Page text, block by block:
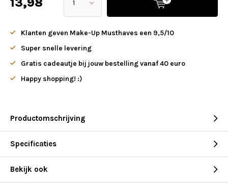
Klanten geven Make-Up Musthaves een 9,5/10
Super snelle levering
Gratis cadeautje bij jouw bestelling vanaf 40 euro
Happy shopping! :)
Productomschrijving
Specificaties
Bekijk ook